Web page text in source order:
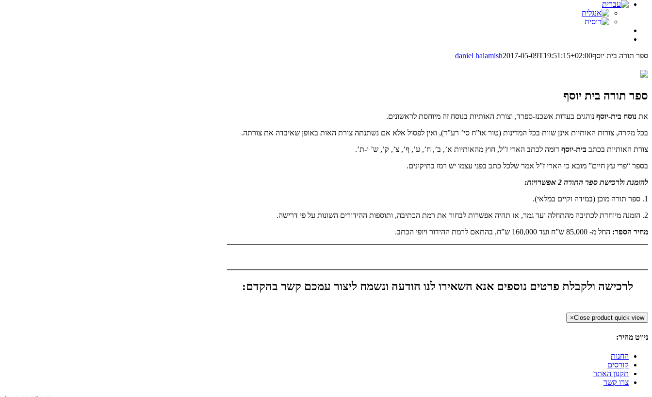
ספר תורה בית יוסף daniel halamish2017-05-09T19:51:15+02:00
ספר תורה בית יוסף
את נוסח בית-יוסף נוהגים בעדות אשכנז-ספרד, וצורת האותיות בנוסח זה מיוחסת לראשונים.
בכל מקרה, צורות האותיות אינן שוות בכל המדינות (טור או”ח סי’ רע”ד), ואין לפסול אלא אם נשתנתה צורת האות באופן שאיבדה את צורתה.
צורת האותיות בכתב בית-יוסף דומה לכתב הארי ז”ל, חוץ מהאותיות א’, ב’, ח’, ע’, ף’, צ’, ק’, ש’ ו-ת’.
בספר “פרי עץ חיים” מובא כי הארי ז”ל אמר שלכל כתב בפני עצמו יש רמז בתיקונים.
להזמנת ולרכישת ספר התורה 2 אפשרויות:
1. ספר תורה מוכן (במידה וקיים במלאי).
2. הזמנה מיוחדת לכתיבה מהתחלה ועד גמר, אז תהיה אפשרות לבחור את רמת הכתיבה, ותוספות ההידורים השונות על פי דרישה.
מחיר הספר: החל מ- 85,000 ש”ח ועד 160,000 ש”ח, בהתאם לרמת ההידור ויופי הכתב.
לרכישה ולקבלת פרטים נוספים אנא השאירו לנו הודעה ונשמח ליצור עמכם קשר בהקדם:
Close product quick view
×
ניווט מהיר:
החנות
קורסים
תקנון האתר
צרו קשר